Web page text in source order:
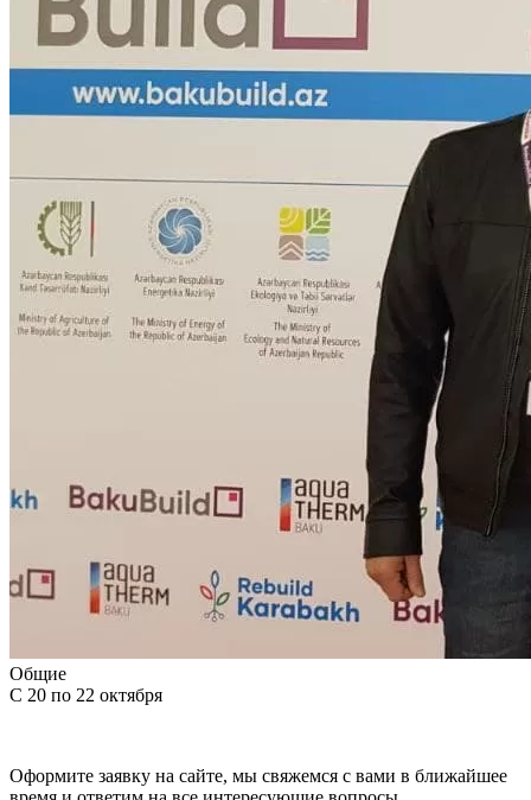
Общие
С 20 по 22 октября
Оформите заявку на сайте, мы свяжемся с вами в ближайшее